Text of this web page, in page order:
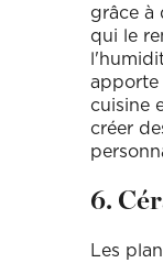
grâce à
qui le
apporte
cuisine
créer
6.
Les